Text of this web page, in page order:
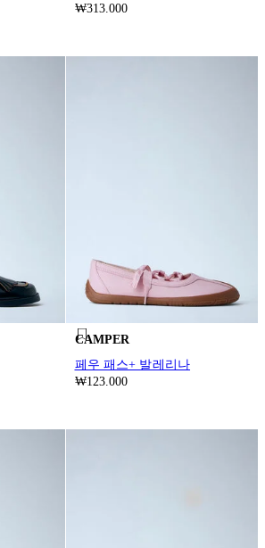
₩313.000
CAMPER
페우 패스+ 발레리나
₩123.000